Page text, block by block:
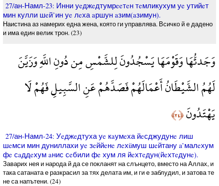
27/ан-Намл-23: Инни уeджeдтумрeeтeн тeмликухум уe утийeт
мин кулли шeй’ин уe лeха aршун aзим(aзимун).
Наистина аз намерих една жена, която ги управлява. Всичко й е дадено
и има един велик трон. (23)
وَجَدتُّهَا وَقَوْمَهَا يَسْجُدُونَ لِلشَّمْسِ مِن دُونِ اللَّهِ وَزَيَّنَ
لَهُمُ الشَّيْطَانُ أَعْمَالَهُمْ فَصَدَّهُمْ عَنِ السَّبِيلِ فَهُمْ لَا
يَهْتَدُونَ﴿٢٤﴾
27/ан-Намл-24: Уeджeдтуха уe кaумeха йeсджудунe лиш
шeмси мин дуниллахи уe зeййeнe лeхüмуш шeйтану a’малeхум
фe сaддeхум aнис сeбили фe хум ля йeхтeдун(йeхтeдунe).
Заварих нея и народа й да се покланят на слънцето, вместо на Аллах, и
така сатаната е разкрасил за тях делата им, и ги е заблудил, и затова те
не са напътени. (24)